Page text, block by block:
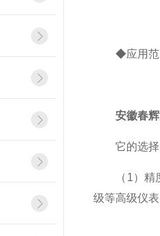
◆应用范围
安徽春
它的选择受
（1）精度
级等高级仪